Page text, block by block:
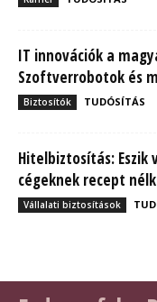
IT innovációk a
Szoftverrobotok és
Biztosítók TUDÓSÍTÁS
Hitelbiztosítás: Eszik
cégeknek recept
Vállalati biztosítások